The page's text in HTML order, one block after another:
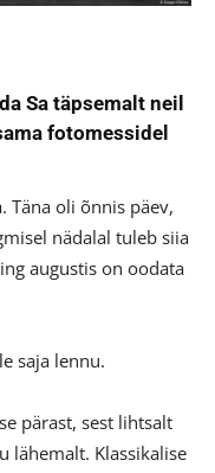
Sa täpsemalt neil
fotomessidel
Täna oli õnnis päev,
nädalal tuleb siia
augustis on oodata
saja lennu.
pärast, sest lihtsalt
lähemalt. Klassikalise